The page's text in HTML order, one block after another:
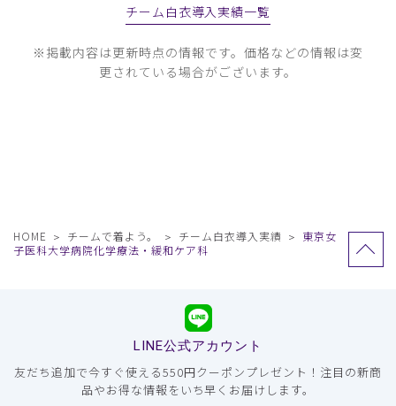
チーム白衣導入実績一覧
※掲載内容は更新時点の情報です。価格などの情報は変
更されている場合がございます。
HOME チームで着よう。 チーム白衣導入実績
東京女
子医科大学病院化学療法・緩和ケア科
LINE公式アカウント
友だち追加で今すぐ使える550円クーポンプレゼント！注目の新商
品やお得な情報をいち早くお届けします。